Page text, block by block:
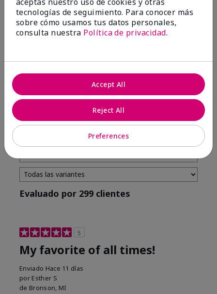
4 estrellas
7
3 estrellas
1 estrella
3
Tono De Piel
Filtrar
reseñas
por
piel
Evaluado por 299 clientes
5
My favorite of all times!
Enviado Hace 11 días
por Esther S
de Bronson, MI
tecnologías de seguimiento. Para conocer más
sobre cómo usamos tus datos personales,
consulta nuestra Política de privacidad.
Preferences
Reject All
Accept All